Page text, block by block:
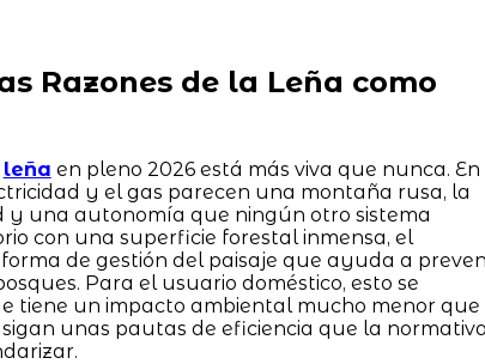
Razones de la Leña como
leña en pleno 2026 está más viva que nunca. En
y el gas parecen una montaña rusa, la
y una autonomía que ningún otro sistema
con una superficie forestal inmensa, el
de gestión del paisaje que ayuda a
Para el usuario doméstico, esto se
tiene un impacto ambiental mucho menor que
unas pautas de eficiencia que la